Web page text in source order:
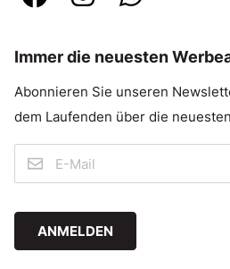
Immer die neuesten
Abonnieren Sie unseren
dem Laufenden über die
ANMELDEN